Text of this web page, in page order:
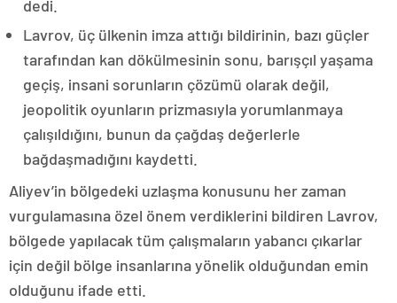
dedi.
Lavrov, üç ülkenin imza attığı bildirinin, bazı güçler
tarafından kan dökülmesinin sonu, barışçıl yaşama
geçiş, insani sorunların çözümü olarak değil,
jeopolitik oyunların prizmasıyla yorumlanmaya
çalışıldığını, bunun da çağdaş değerlerle
bağdaşmadığını kaydetti.
Aliyev’in bölgedeki uzlaşma konusunu her zaman
vurgulamasına özel önem verdiklerini bildiren Lavrov,
bölgede yapılacak tüm çalışmaların yabancı çıkarlar
için değil bölge insanlarına yönelik olduğundan emin
olduğunu ifade etti.